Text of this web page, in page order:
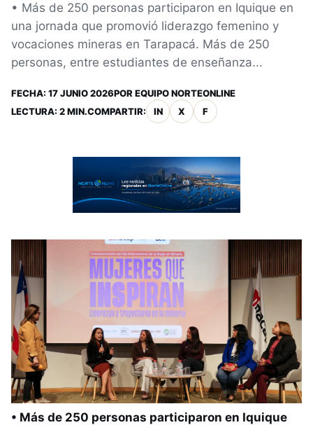
• Más de 250 personas participaron en Iquique en
una jornada que promovió liderazgo femenino y
vocaciones mineras en Tarapacá. Más de 250
personas, entre estudiantes de enseñanza...
FECHA: 17 JUNIO 2026POR EQUIPO NORTEONLINE
LECTURA: 2 MIN.COMPARTIR: IN X F
• Más de 250 personas participaron en Iquique